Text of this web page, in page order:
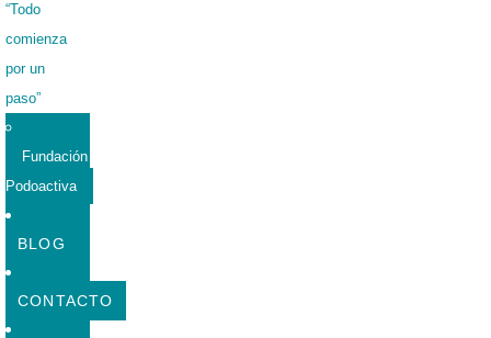
“Todo
comienza
por un
paso”
Fundación
Podoactiva
BLOG
CONTACTO